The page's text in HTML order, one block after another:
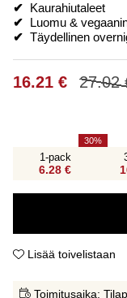
✔ Kaurahiutaleet
✔ Luomu &
✔ Täydellinen
27.02
16.21 €
1-pack
6.28 €
30
Lisää toivelistaan
Toimitusaika: